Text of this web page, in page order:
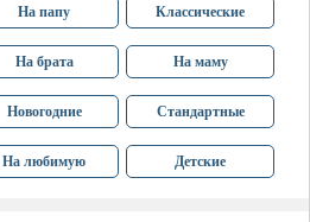
На папу Классические
На брата На маму
Новогодние Стандартные
На любимую Детские